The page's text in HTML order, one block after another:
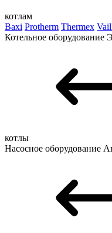
котлам
Baxi Protherm Thermex
Котельное оборудование
котлы
Насосное оборудование